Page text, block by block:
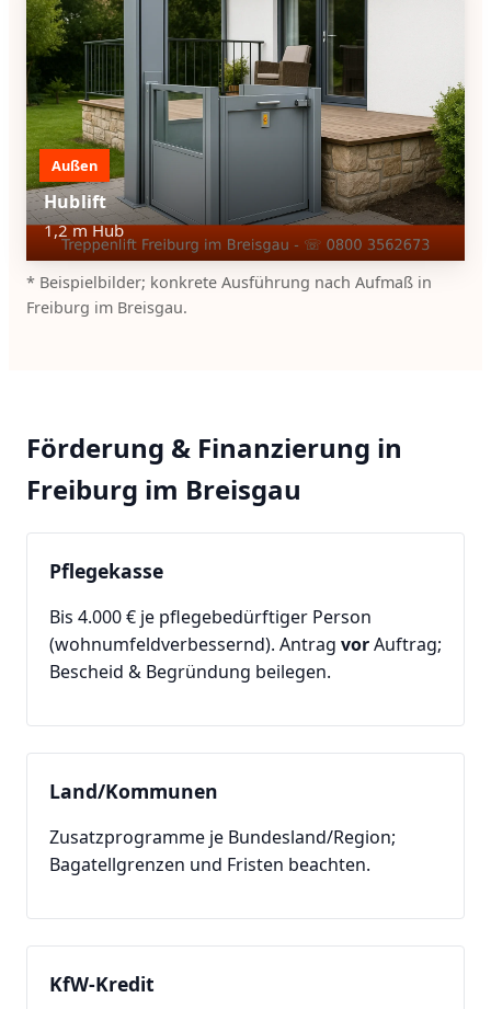
Außen
Hublift
1,2 m Hub
* Beispielbilder; konkrete Ausführung nach Aufmaß in
Freiburg im Breisgau.
Förderung & Finanzierung in
Freiburg im Breisgau
Pflegekasse
Bis 4.000 € je pflegebedürftiger Person
(wohnumfeldverbessernd). Antrag vorAuftrag;
Bescheid & Begründung beilegen.
Land/Kommunen
Zusatzprogramme je Bundesland/Region;
Bagatellgrenzen und Fristen beachten.
KfW-Kredit